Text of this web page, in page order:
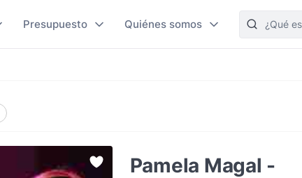
Presupuesto Quiénes somos
Pamela Magal -